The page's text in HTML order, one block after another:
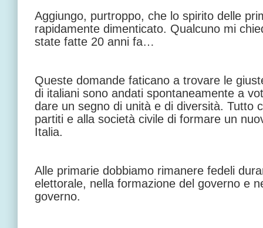
Aggiungo, purtroppo, che lo spirito delle
rapidamente dimenticato. Qualcuno mi
state fatte 20 anni fa…
Queste domande faticano a trovare le
di italiani sono andati spontaneamente a
dare un segno di unità e di diversità. Tutto
partiti e alla società civile di formare un
Italia.
Alle primarie dobbiamo rimanere fedeli
elettorale, nella formazione del governo e
governo.